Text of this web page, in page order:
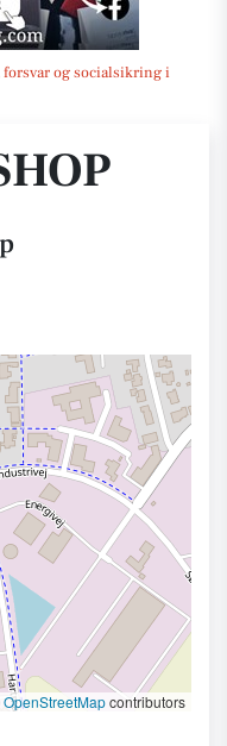
og socialsikring i
OpenStreetMapcontributors